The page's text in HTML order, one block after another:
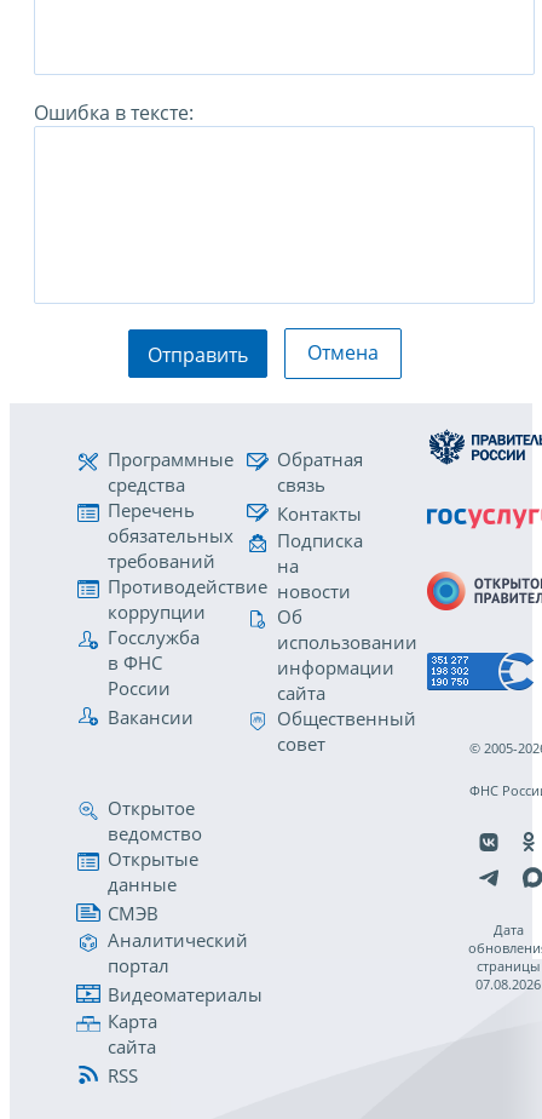
Ошибка в тексте:
Отправить Отмена
Программные
средства
Перечень
обязательных
требований
Противодействие
коррупции
Госслужба
в ФНС
России
Вакансии
Обратная
связь
Контакты
Подписка
на
новости
Об
использовании
информации
сайта
Общественный
совет
Открытое
ведомство
Открытые
данные
СМЭВ
Аналитический
портал
Видеоматериалы
Карта
сайта
RSS
© 2005-
ФНС
Дата
страницы
07.08.2026